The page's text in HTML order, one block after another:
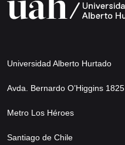
Universidad Alberto Hurtado
Avda. Bernardo O’Higgins 1825
Metro Los Héroes
Santiago de Chile